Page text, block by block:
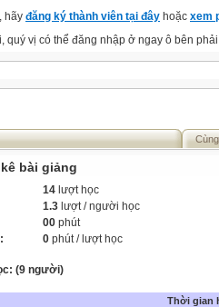
hãy đăng ký thành viên tại đây hoặc xem
quý vị có thể đăng nhập ở ngay ô bên
bài giảng
14 lượt học
1.3 lượt / người học
00 phút
0 phút / lượt học
(9 người)
Thời gian